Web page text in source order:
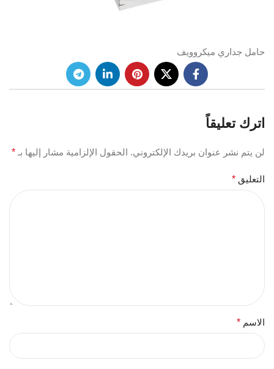
حامل جداري ميكروويف
اترك تعليقاً
لن يتم نشر عنوان بريدك الإلكتروني. الحقول الإلزامية مشار إليها بـ *
التعليق *
الاسم *